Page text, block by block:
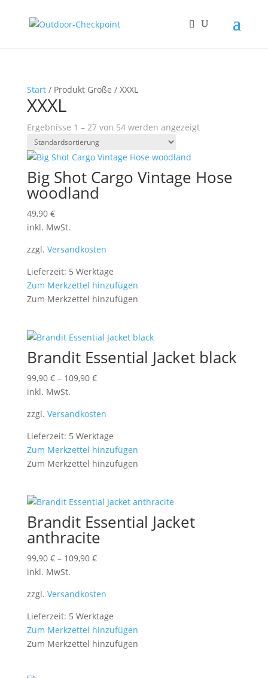
Start/ Produkt Größe / XXXL
XXXL
Ergebnisse 1 – 27 von 54 werden angezeigt
Big Shot Cargo Vintage Hose
woodland
49,90 €
inkl. MwSt.
zzgl. Versandkosten
Lieferzeit: 5 Werktage
Zum Merkzettel hinzufügen
Zum Merkzettel hinzufügen
Brandit Essential Jacket black
99,90 €– 109,90 €
inkl. MwSt.
zzgl. Versandkosten
Lieferzeit: 5 Werktage
Zum Merkzettel hinzufügen
Zum Merkzettel hinzufügen
Brandit Essential Jacket
anthracite
99,90 €– 109,90 €
inkl. MwSt.
zzgl. Versandkosten
Lieferzeit: 5 Werktage
Zum Merkzettel hinzufügen
Zum Merkzettel hinzufügen